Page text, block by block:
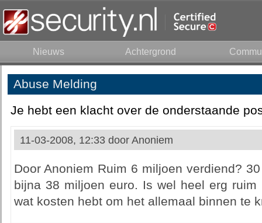
Nieuws Achtergrond
Abuse Melding
Je hebt een klacht over de onderstaande
11-03-2008, 12:33 door Anoniem
Door Anoniem Ruim 6 miljoen verdiend?
bijna 38 miljoen euro. Is wel heel erg
wat kosten hebt om het allemaal binnen te